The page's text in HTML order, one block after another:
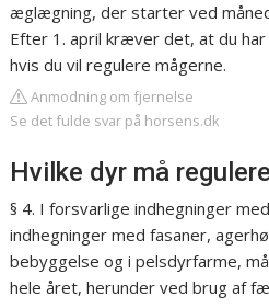
æglægning, der starter ved
Efter 1. april kræver det, at du
hvis du vil regulere mågerne.
Anmodning om fjernelse
Se det fulde svar på horsens.dk
Hvilke dyr må
§ 4. I forsvarlige indhegninger
indhegninger med fasaner,
bebyggelse og i pelsdyrfarme,
hele året, herunder ved brug af